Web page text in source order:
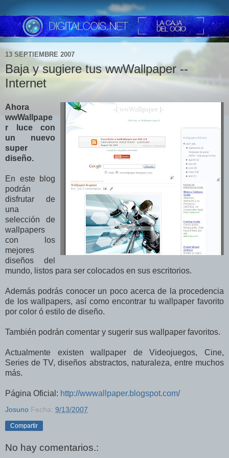
13 SEPTIEMBRE 2007
Baja y sugiere tus wwWallpaper --
Internet
Ahora
wwWallpape
r luce con
un nuevo
super
diseño.
En este blog
podrán
disfrutar de
una
selección de
wallpapers
con los
mejores
diseños del
mundo, listos para ser colocados en sus escritorios.
Además podrás conocer un poco acerca de la procedencia
de los wallpapers, así como encontrar tu wallpaper favorito
por color ó estilo de diseño.
También podrán comentar y sugerir sus wallpaper favoritos.
Actualmente existen wallpaper de Videojuegos, Cine,
Series de TV, diseños abstractos, naturaleza, entre muchos
más.
Página Oficial: http://wwwallpaper.blogspot.com/
Josuno Fecha: 9/13/2007
Compartir
No hay comentarios.: